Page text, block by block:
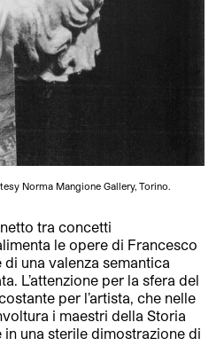
Norma Mangione Gallery, Torino.
tra concetti
le opere di Francesco
una valenza semantica
L’attenzione per la sfera del
per l’artista, che nelle
i maestri della Storia
in una sterile dimostrazione di